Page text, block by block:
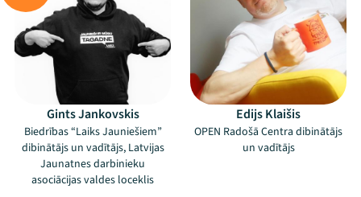
Gints Jankovskis
Biedrības “Laiks Jauniešiem”
dibinātājs un vadītājs, Latvijas
Jaunatnes darbinieku
asociācijas valdes loceklis
Edijs Klaišis
OPEN Radošā Centra dibinātājs
un vadītājs